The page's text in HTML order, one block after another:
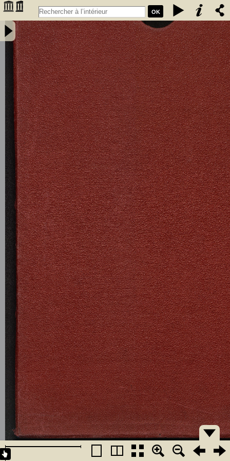
OK
Société d'agriculture de la Gironde : statuts du 15 janvier 1885 -